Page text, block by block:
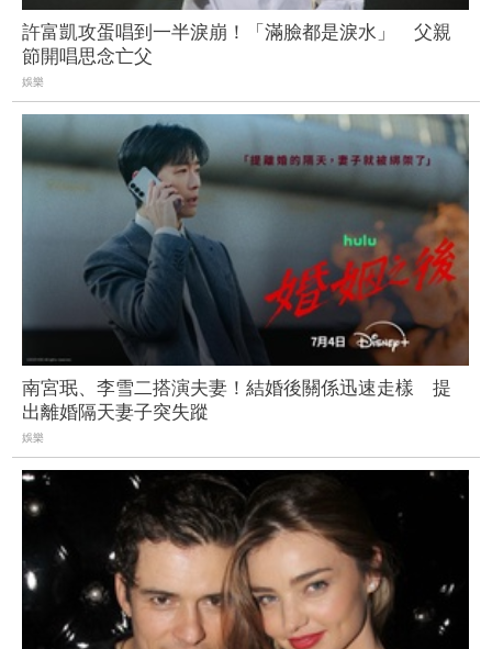
許富凱攻蛋唱到一半淚崩！「滿臉都是淚水」 父親
節開唱思念亡父
娛樂
南宮珉、李雪二搭演夫妻！結婚後關係迅速走樣 提
出離婚隔天妻子突失蹤
娛樂